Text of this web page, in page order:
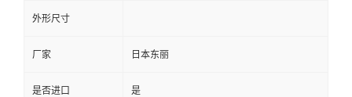
外形尺寸
厂家 日本东丽
是否进口 是